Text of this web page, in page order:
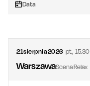
Data
21sierpnia2026 pt., 15.30
WarszawaScena Relax